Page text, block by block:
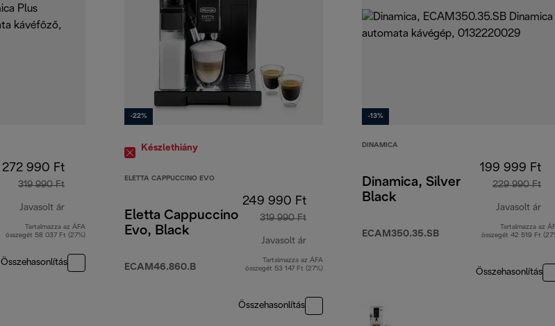
272 990 Ft
319 990 Ft
Javasolt ár
eredeti ár 319 990 Ft
Tartalmazza az ÁFA
összegét 58 037 Ft (27%)
Összehasonlítás
-22%
Készlethiány
ELETTA CAPPUCCINO EVO
Eletta Cappuccino
Evo, Black
ECAM46.860.B
249 990 Ft
319 990 Ft
Javasolt ár
eredeti ár 319 990 Ft
Tartalmazza az ÁFA
összegét 53 147 Ft (27%)
Összehasonlítás
-13%
DINAMICA
Dinamica, Silver
Black
ECAM350.35.SB
199 999 Ft
229 990 Ft
Javasolt ár
Tartalmazza az
összegét 42 519 Ft
Összehasonlítás